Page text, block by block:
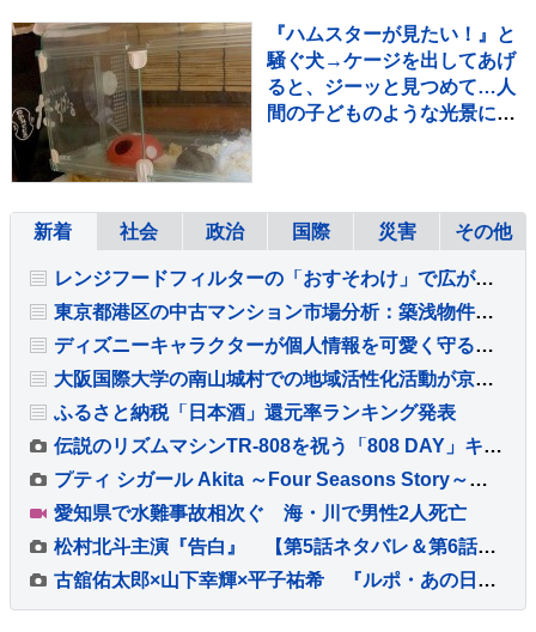
『ハムスターが見たい！』と
騒ぐ犬→ケージを出してあげ
ると、ジーッと見つめて…人
間の子どものような光景に反
新着 社会 政治 国際 災害 その他
レンジフードフィルターの「おすそわけ」で広がる予防掃除の輪
東京都港区の中古マンション市場分析：築浅物件の滞留と築古物件の堅調な需要
ディズニーキャラクターが個人情報を可愛く守る『カードケース』が新発売
大阪国際大学の南山城村での地域活性化活動が京都府から8年連続で評価
ふるさと納税「日本酒」還元率ランキング発表
伝説のリズムマシンTR-808を祝う「808 DAY」キャンペーンが8月に開催
プティ シガール Akita ～Four Seasons Story～発売
愛知県で水難事故相次ぐ 海・川で男性2人死亡
松村北斗主演『告白』 【第5話ネタバレ＆第6話あらすじ】解禁！ 「新場面写真7点」も！！
古舘佑太郎×山下幸輝×平子祐希 『ルポ・あの日の真実』#5 古舘「気づけば熱く語っていました」